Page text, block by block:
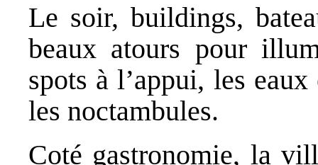
Le soir, buildings,
beaux atours pour
spots à l’appui, les
les noctambules.
Coté gastronomie, la